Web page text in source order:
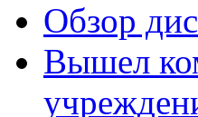
Обзор
Вышел